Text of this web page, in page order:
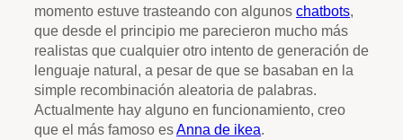
momento estuve trasteando con algunos chatbots
que desde el principio me parecieron mucho más
realistas que cualquier otro intento de generación de
lenguaje natural, a pesar de que se basaban en la
simple recombinación aleatoria de palabras.
Actualmente hay alguno en funcionamiento, creo
que el más famoso es Anna de ikea